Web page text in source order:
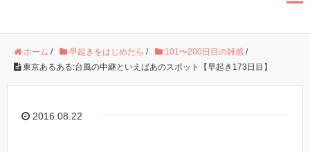
ホーム / 早起きをはじめたら / 101〜200日目の雑感 /
東京あるある:台風の中継といえばあのスポット【早起き173日目】
2016.08.22